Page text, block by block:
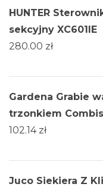
HUNTER
sekcyjny XC601IE
280.00 zł
Gardena Grabie
trzonkiem
102.14 zł
Juco Siekiera Z